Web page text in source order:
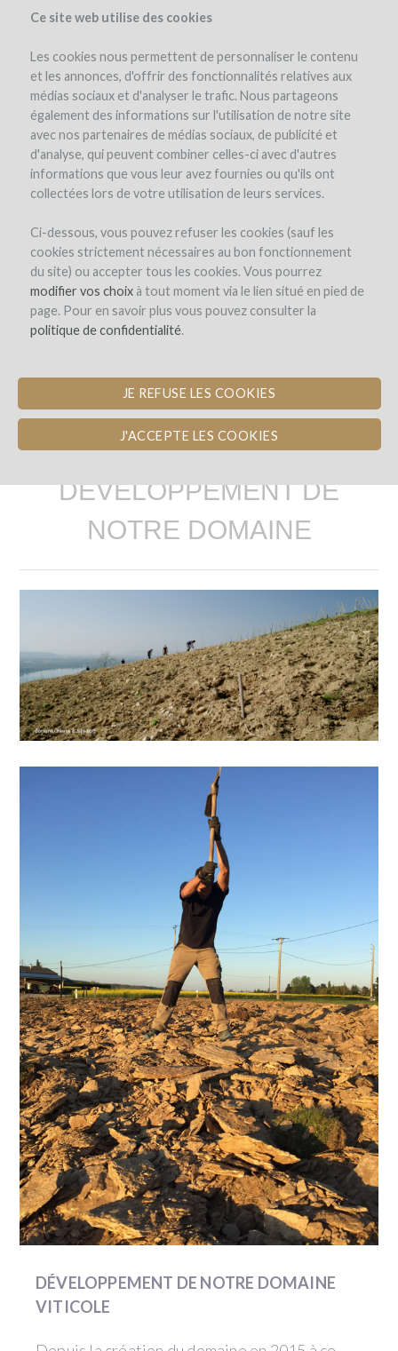
Ce site web utilise des cookies
Les cookies nous permettent de personnaliser le contenu
et les annonces, d'offrir des fonctionnalités relatives aux
médias sociaux et d'analyser le trafic. Nous partageons
également des informations sur l'utilisation de notre site
avec nos partenaires de médias sociaux, de publicité et
d'analyse, qui peuvent combiner celles-ci avec d'autres
informations que vous leur avez fournies ou qu'ils ont
collectées lors de votre utilisation de leurs services.
Ci-dessous, vous pouvez refuser les cookies (sauf les
cookies strictement nécessaires au bon fonctionnement
du site) ou accepter tous les cookies. Vous pourrez
modifier vos choixà tout moment via le lien situé en pied de
page. Pour en savoir plus vous pouvez consulter la
politique de confidentialité.
JE REFUSE LES COOKIES
J'ACCEPTE LES COOKIES
le projet le domaine détails du projet avis d'experts
les remboursements en vin
Domaine Bott
ACHAT DE MATÉRIEL VITICOLE
LE PROJET :
DÉVELOPPEMENT DE
NOTRE DOMAINE
DÉVELOPPEMENT DE NOTRE DOMAINE
VITICOLE